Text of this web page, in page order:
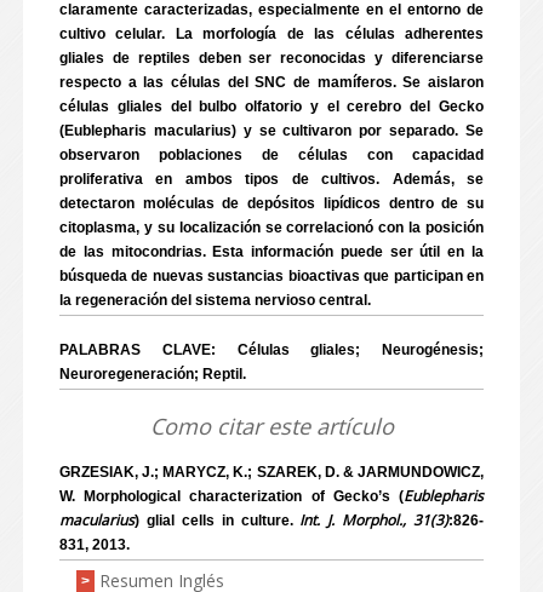
claramente caracterizadas, especialmente en el entorno de
cultivo celular. La morfología de las células adherentes
gliales de reptiles deben ser reconocidas y diferenciarse
respecto a las células del SNC de mamíferos. Se aislaron
células gliales del bulbo olfatorio y el cerebro del Gecko
(Eublepharis macularius) y se cultivaron por separado. Se
observaron poblaciones de células con capacidad
proliferativa en ambos tipos de cultivos. Además, se
detectaron moléculas de depósitos lipídicos dentro de su
citoplasma, y su localización se correlacionó con la posición
de las mitocondrias. Esta información puede ser útil en la
búsqueda de nuevas sustancias bioactivas que participan en
la regeneración del sistema nervioso central.
PALABRAS CLAVE: Células gliales; Neurogénesis;
Neuroregeneración; Reptil.
Como citar este artículo
GRZESIAK, J.; MARYCZ, K.; SZAREK, D. & JARMUNDOWICZ,
W. Morphological characterization of Gecko’s (Eublepharis
macularius) glial cells in culture. Int. J. Morphol., 31(3):826-
831, 2013.
> Resumen Inglés